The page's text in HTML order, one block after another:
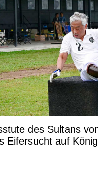
des Sultans
Eifersucht auf